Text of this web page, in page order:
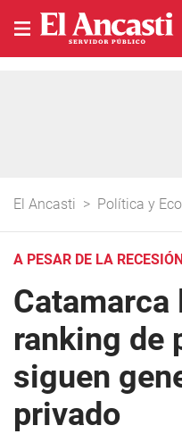
El Ancasti > Política y
A PESAR DE LA
Catamarca
ranking de
siguen
privado